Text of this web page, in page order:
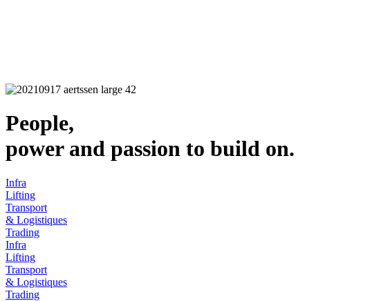
People,
power and passion to build on.
Infra
Lifting
Transport
& Logistiques
Trading
Infra
Lifting
Transport
& Logistiques
Trading